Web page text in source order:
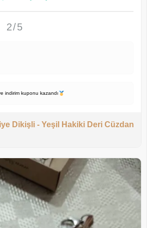
2/5
indirim kuponu kazandı
Dikişli - Yeşil Hakiki Deri Cüzdan